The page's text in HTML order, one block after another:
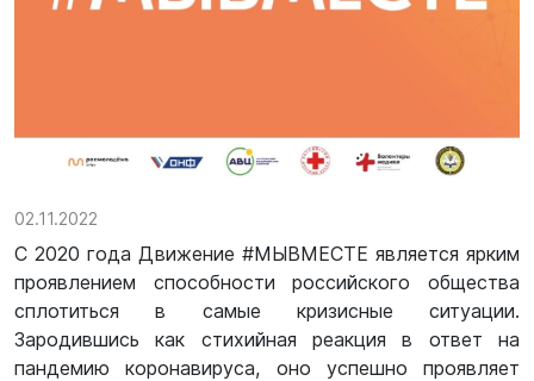
02.11.2022
С 2020 года Движение #МЫВМЕСТЕ является ярким
проявлением способности российского общества
сплотиться в самые кризисные ситуации.
Зародившись как стихийная реакция в ответ на
пандемию коронавируса, оно успешно проявляет